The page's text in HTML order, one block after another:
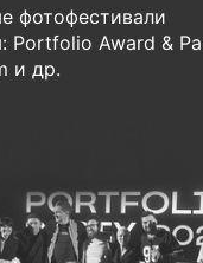
фотофестивали
Portfolio Award &
и др.